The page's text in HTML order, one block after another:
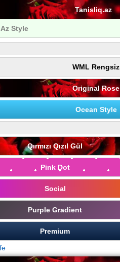
Tanisliq.az
Style
WML Rengsiz
Original Rose
Ocean Style
Qırmızı Qızıl Gül
Pink Dot
Social
Purple Gradient
Premium